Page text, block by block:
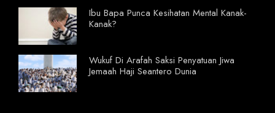
Ibu Bapa Punca Kesihatan Mental Kanak-
Kanak?
Wukuf Di Arafah Saksi Penyatuan Jiwa
Jemaah Haji Seantero Dunia